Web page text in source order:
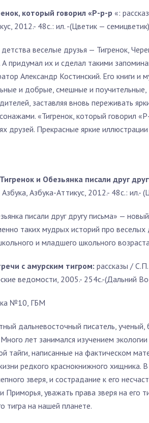
который говорил «Р-р-р «:
2012.- 48с.: ил. -(Цветик — семицветик)
веселые друзья — Тигренок,
А придумал их и сделал такими
Александр Костинский. Его книги и
и добрые, смешные и
заставляя вновь переживать
«Тигренок, который говорил
друзей. Прекрасные яркие
и Обезьянка писали друг
Азбука-Аттикус, 2012.- 48с.: ил.-
писали друг другу письма» —
таких мудрых историй про веселых
и младшего школьного
с амурским тигром: рассказы /
ведомости, 2005.- 254с.-(Дальний
№10, ГБМ
дальневосточный писатель,
лет занимался изучением
тайги, написанные на фактическом
редкого краснокнижного хищника.
зверя, и сострадание к его
Приморья, уважать права зверя на его
тигра на нашей планете.